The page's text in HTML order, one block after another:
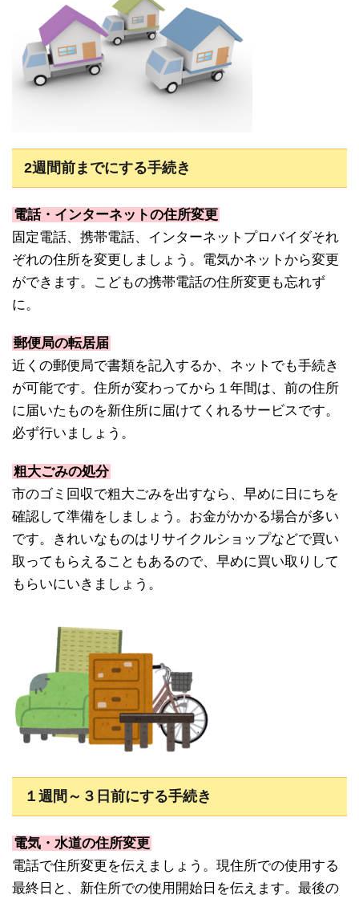
2週間前までにする手続き
電話・インターネットの住所変更
固定電話、携帯電話、インターネットプロバイダそれ
ぞれの住所を変更しましょう。電気かネットから変更
ができます。こどもの携帯電話の住所変更も忘れず
に。
郵便局の転居届
近くの郵便局で書類を記入するか、ネットでも手続き
が可能です。住所が変わってから１年間は、前の住所
に届いたものを新住所に届けてくれるサービスです。
必ず行いましょう。
粗大ごみの処分
市のゴミ回収で粗大ごみを出すなら、早めに日にちを
確認して準備をしましょう。お金がかかる場合が多い
です。きれいなものはリサイクルショップなどで買い
取ってもらえることもあるので、早めに買い取りして
もらいにいきましょう。
１週間～３日前にする手続き
電気・水道の住所変更
電話で住所変更を伝えましょう。現住所での使用する
最終日と、新住所での使用開始日を伝えます。最後の